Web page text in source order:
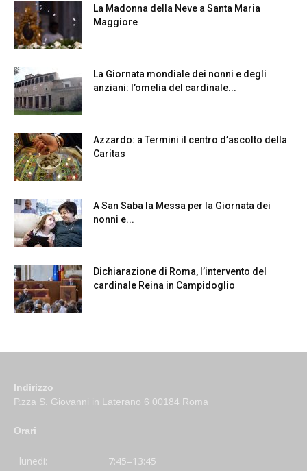
La Madonna della Neve a Santa Maria
Maggiore
La Giornata mondiale dei nonni e degli
anziani: l’omelia del cardinale...
Azzardo: a Termini il centro d’ascolto della
Caritas
A San Saba la Messa per la Giornata dei
nonni e...
Dichiarazione di Roma, l’intervento del
cardinale Reina in Campidoglio
Indirizzo
P.zza S. Giovanni in Laterano 6 00184 Roma
Orari
lunedi:
7:45–13:45